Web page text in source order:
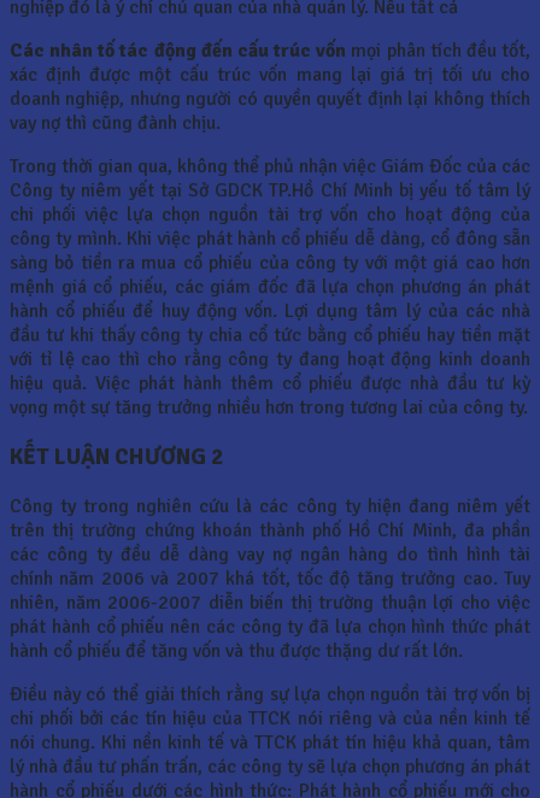
nghiệp đó là ý chí chủ quan của nhà quản lý. Nếu tất cả
Các nhân tố tác động đến cấu trúc vốn mọi phân tích đều tốt,
xác định được một cấu trúc vốn mang lại giá trị tối ưu cho
doanh nghiệp, nhưng người có quyền quyết định lại không thích
vay nợ thì cũng đành chịu.
Trong thời gian qua, không thể phủ nhận việc Giám Đốc của các
Công ty niêm yết tại Sở GDCK TP.Hồ Chí Minh bị yếu tố tâm lý
chi phối việc lựa chọn nguồn tài trợ vốn cho hoạt động của
công ty mình. Khi việc phát hành cổ phiếu dễ dàng, cổ đông sẵn
sàng bỏ tiền ra mua cổ phiếu của công ty với một giá cao hơn
mệnh giá cổ phiếu, các giám đốc đã lựa chọn phương án phát
hành cổ phiếu để huy động vốn. Lợi dụng tâm lý của các nhà
đầu tư khi thấy công ty chia cổ tức bằng cổ phiếu hay tiền mặt
với tỉ lệ cao thì cho rằng công ty đang hoạt động kinh doanh
hiệu quả. Việc phát hành thêm cổ phiếu được nhà đầu tư kỳ
vọng một sự tăng trưởng nhiều hơn trong tương lai của công ty.
KẾT LUẬN CHƯƠNG 2
Công ty trong nghiên cứu là các công ty hiện đang niêm yết
trên thị trường chứng khoán thành phố Hồ Chí Minh, đa phần
các công ty đều dễ dàng vay nợ ngân hàng do tình hình tài
chính năm 2006 và 2007 khá tốt, tốc độ tăng trưởng cao. Tuy
nhiên, năm 2006-2007 diễn biến thị trường thuận lợi cho việc
phát hành cổ phiếu nên các công ty đã lựa chọn hình thức phát
hành cổ phiếu để tăng vốn và thu được thặng dư rất lớn.
Điều này có thể giải thích rằng sự lựa chọn nguồn tài trợ vốn bị
chi phối bởi các tín hiệu của TTCK nói riêng và của nền kinh tế
nói chung. Khi nền kinh tế và TTCK phát tín hiệu khả quan, tâm
lý nhà đầu tư phấn trấn, các công ty sẽ lựa chọn phương án phát
hành cổ phiếu dưới các hình thức: Phát hành cổ phiếu mới cho